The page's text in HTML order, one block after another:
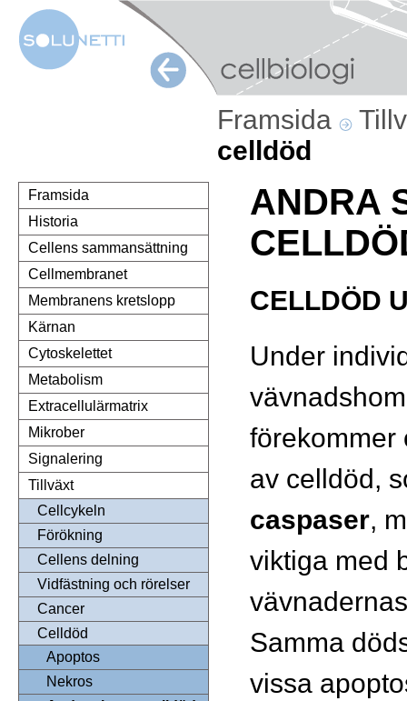
Framsida
celldöd
Framsida
Historia
Cellens sammansättning
Cellmembranet
Membranens kretslopp
Kärnan
Cytoskelettet
Metabolism
Extracellulärmatrix
Mikrober
Signalering
Tillväxt
Cellcykeln
Förökning
Cellens delning
Vidfästning och rörelser
Cancer
Celldöd
Apoptos
Nekros
ANDRA
CELLDÖD
Under
förekommer
av celldöd,
caspaser,
viktiga med
Samma
vissa